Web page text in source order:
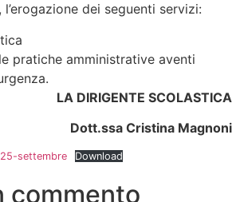
dei seguenti servizi:
pratiche amministrative aventi
LA DIRIGENTE SCOLASTICA
Dott.ssa Cristina Magnoni
settembre Download
commento